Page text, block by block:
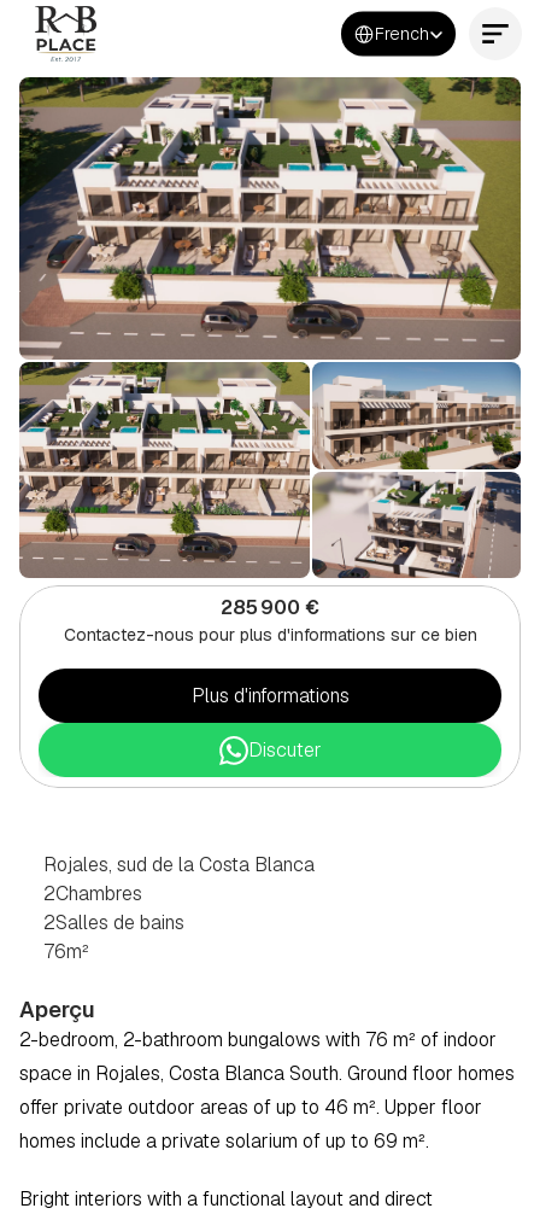
Select Language
French
Contactez-nous maintenant
285 900 €
Contactez-nous pour plus d'informations sur ce bien
Plus d'informations
Discuter
Rojales, sud de la Costa Blanca
2Chambres
2Salles de bains
76m²
Aperçu
2-bedroom, 2-bathroom bungalows with 76 m² of indoor
space in Rojales, Costa Blanca South. Ground floor homes
offer private outdoor areas of up to 46 m². Upper floor
homes include a private solarium of up to 69 m².
Bright interiors with a functional layout and direct